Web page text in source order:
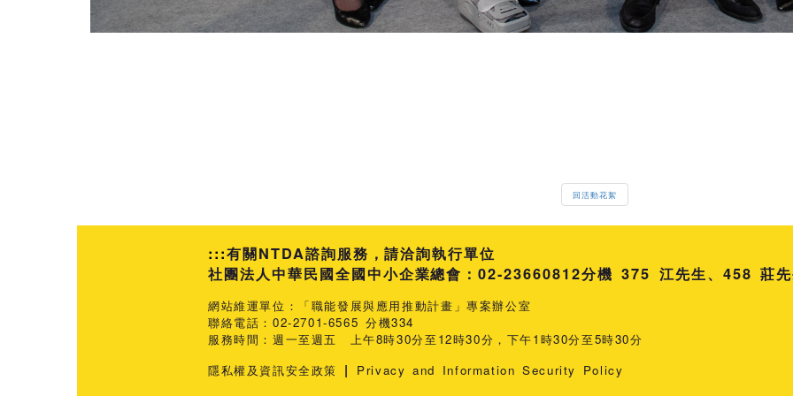
回活動花絮
:::有關NTDA諮詢服務，請洽詢執行單位
社團法人中華民國全國中小企業總會：02-23660812分機 375 江先生 458 莊
網站維運單位：「職能發展與應用推動計畫」專案辦公室
聯絡電話：02-2701-6565 分機334
服務時間：週一至週五 上午8時30分至12時30分，下午1時30分至5時30分
隱私權及資訊安全政策 | Privacy and Information Security Policy